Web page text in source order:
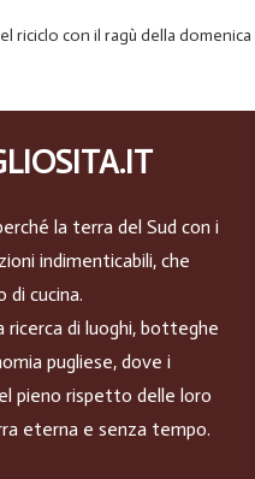
riciclo con il ragù della domenica
la terra del Sud con i
indimenticabili, che
cucina.
di luoghi, botteghe
pugliese, dove i
pieno rispetto delle loro
eterna e senza tempo.